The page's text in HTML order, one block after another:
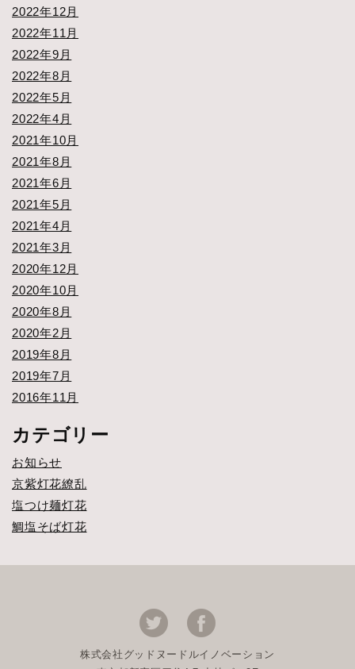
2022年12月
2022年11月
2022年9月
2022年8月
2022年5月
2022年4月
2021年10月
2021年8月
2021年6月
2021年5月
2021年4月
2021年3月
2020年12月
2020年10月
2020年8月
2020年2月
2019年8月
2019年7月
2016年11月
カテゴリー
お知らせ
京紫灯花繚乱
塩つけ麺灯花
鯛塩そば灯花
株式会社グッドヌードルイノベーション